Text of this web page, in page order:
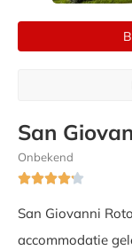
San
Onbekend

San Giovanni
accommodatie